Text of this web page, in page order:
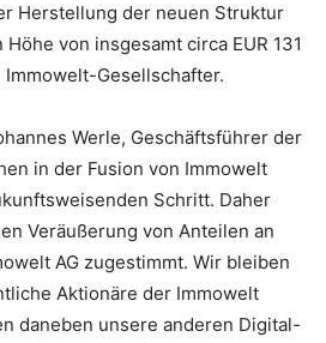
Herstellung der neuen Struktur
von insgesamt circa EUR 131
Gesellschafter.
Werle, Geschäftsführer der
in der Fusion von Immowelt
Schritt. Daher
Veräußerung von Anteilen an
AG zugestimmt. Wir bleiben
Aktionäre der Immowelt
daneben unsere anderen Digital-